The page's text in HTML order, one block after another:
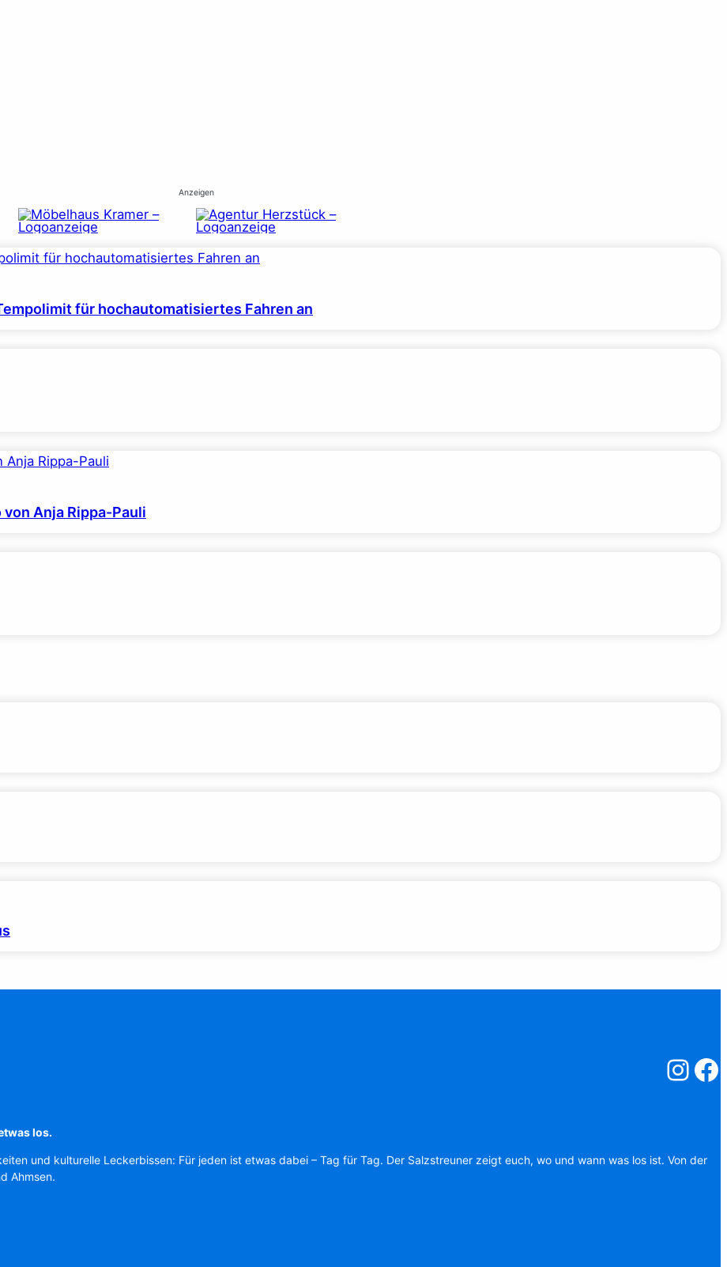
Anzeigen
für hochautomatisiertes Fahren an
Anja Rippa-Pauli
los.
und kulturelle Leckerbissen: Für jeden ist etwas dabei – Tag für Tag. Der Salzstreuner zeigt euch, wo und wann was los ist. Von der
Ahmsen.